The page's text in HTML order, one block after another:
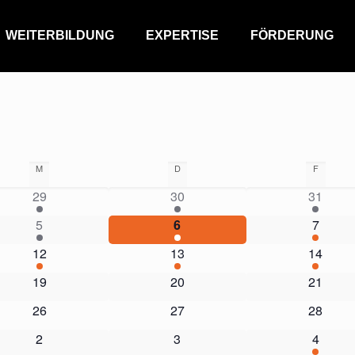
WEITERBILDUNG EXPERTISE FÖRDERUNG
M DDONNERSTAG FFREITAG
29 30
31
5 6
7
12 13
14
19 20
21
26 27
28
2 3 4